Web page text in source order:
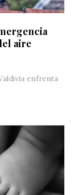
aire
enfrenta